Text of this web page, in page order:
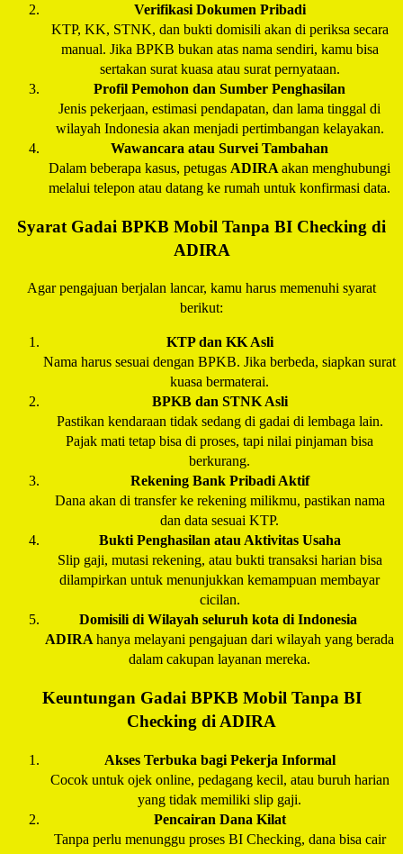
Verifikasi Dokumen Pribadi
KTP, KK, STNK, dan bukti domisili akan di periksa secara
manual. Jika BPKB bukan atas nama sendiri, kamu bisa
sertakan surat kuasa atau surat pernyataan.
Profil Pemohon dan Sumber Penghasilan
Jenis pekerjaan, estimasi pendapatan, dan lama tinggal di
wilayah Indonesia akan menjadi pertimbangan kelayakan.
Wawancara atau Survei Tambahan
Dalam beberapa kasus, petugas ADIRA akan menghubungi
melalui telepon atau datang ke rumah untuk konfirmasi data.
Syarat Gadai BPKB Mobil Tanpa BI Checking di
ADIRA
Agar pengajuan berjalan lancar, kamu harus memenuhi syarat
berikut:
KTP dan KK Asli
Nama harus sesuai dengan BPKB. Jika berbeda, siapkan surat
kuasa bermaterai.
BPKB dan STNK Asli
Pastikan kendaraan tidak sedang di gadai di lembaga lain.
Pajak mati tetap bisa di proses, tapi nilai pinjaman bisa
berkurang.
Rekening Bank Pribadi Aktif
Dana akan di transfer ke rekening milikmu, pastikan nama
dan data sesuai KTP.
Bukti Penghasilan atau Aktivitas Usaha
Slip gaji, mutasi rekening, atau bukti transaksi harian bisa
dilampirkan untuk menunjukkan kemampuan membayar
cicilan.
Domisili di Wilayah seluruh kota di Indonesia
ADIRA hanya melayani pengajuan dari wilayah yang berada
dalam cakupan layanan mereka.
Keuntungan Gadai BPKB Mobil Tanpa BI
Checking di ADIRA
Akses Terbuka bagi Pekerja Informal
Cocok untuk ojek online, pedagang kecil, atau buruh harian
yang tidak memiliki slip gaji.
Pencairan Dana Kilat
Tanpa perlu menunggu proses BI Checking, dana bisa cair